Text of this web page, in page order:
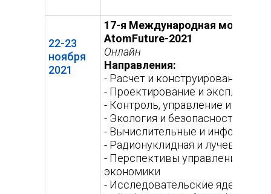
22-23
ноября
2021
17-я Международная
AtomFuture-2021
Онлайн
Направления:
- Расчет и конструирование
- Проектирование и
- Контроль, управление и
- Экология и безопасность
- Вычислительные и
- Радионуклидная и лучевая
- Перспективы управления
экономики
- Исследовательские ядерные